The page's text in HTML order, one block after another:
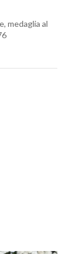
medaglia al